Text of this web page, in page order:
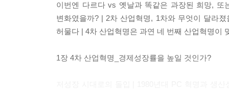
이번엔 다르다 vs 옛날과 똑같은 과장된 희망,
변화였을까? | 2차 산업혁명, 1차와 무엇이 달라
허물다 | 4차 산업혁명은 과연 네 번째 산업혁명이
1장 4차 산업혁명_경제성장률을 높일 것인가?